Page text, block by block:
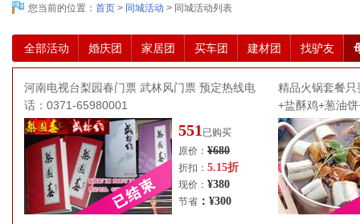
您当前的位置： 首页 > 同城活动 > 同城活动列表
全部活动 婚庆团 家居团 买车团 建材团 找驴友
河南电视台梨园春门票 武林风门票 预定热线电
话：0371-65980001
551 已购买
原价： ¥680
折扣： 5.15折
现价： ¥380
节省 ：¥300
精品火锅套餐
+盐酥鸡+葱油